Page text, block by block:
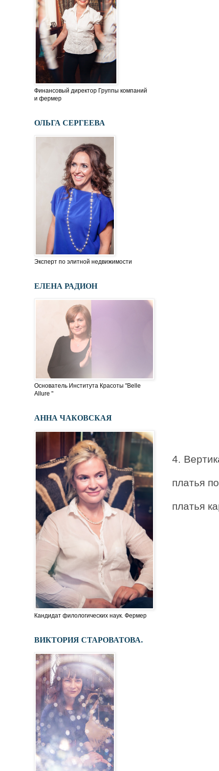
4.
платья
платья
Финансовый директор Группы компаний
и фермер
ОЛЬГА СЕРГЕЕВА
Эксперт по элитной недвижимости
ЕЛЕНА РАДИОН
Основатель Института Красоты "Belle
Allure "
АННА ЧАКОВСКАЯ
Кандидат филологических наук. Фермер
ВИКТОРИЯ СТАРОВАТОВА.